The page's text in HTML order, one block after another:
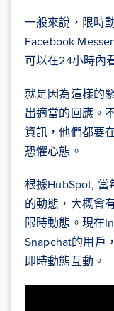
一般來說，限時
Facebook
可以在24小時內
就是因為這樣的
出適當的回應。
資訊，他們都要
恐懼心態。
根據HubSpot, 當
的動態，大概會
限時動態。現在
Snapchat的用戶
即時動態互動。